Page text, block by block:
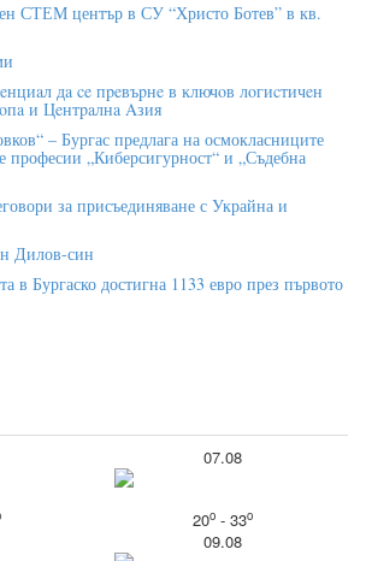
07.08
20o- 33o
09.08
СТЕМ център в СУ “Христо Ботев” в кв.
дa ce пpeвъpнe в ĸлючoв лoгиcтичeн
и Цeнтpaлнa Aзия
– Бургас предлага на осмокласниците
професии „Киберсигурност“ и „Съдебна
за присъединяване с Украйна и
Дилов-син
в Бургаско достигна 1133 евро през първото